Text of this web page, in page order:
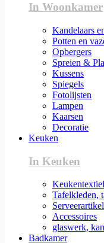
In Woonkamer
Kandelaars
Potten en
Opbergers
Spreien &
Kussens
Spiegels
Fotolijsten
Lampen
Kaarsen
Decoratie
Keuken
In Keuken
Keukentextiel
Tafelkleden,
Accessoires
glaswerk,
Badkamer